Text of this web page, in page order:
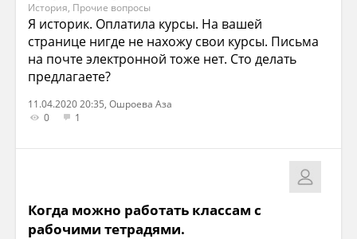
История, Прочие вопросы
Я историк. Оплатила курсы. На вашей
странице нигде не нахожу свои курсы. Письма
на почте электронной тоже нет. Сто делать
предлагаете?
11.04.2020 20:35, Ошроева Аза
0
1
Когда можно работать классам с
рабочими тетрадями.